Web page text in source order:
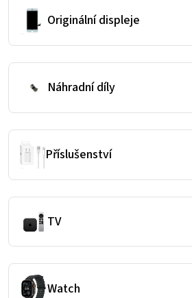
Originální displeje
Náhradní díly
Příslušenství
TV
Watch